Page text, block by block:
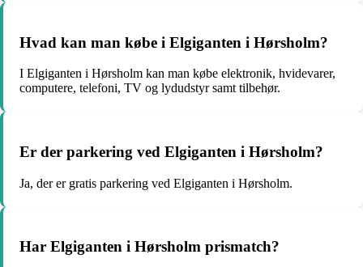
Hvad kan man købe i Elgiganten i Hørsholm?
I Elgiganten i Hørsholm kan man købe elektronik, hvidevarer,
computere, telefoni, TV og lydudstyr samt tilbehør.
Er der parkering ved Elgiganten i Hørsholm?
Ja, der er gratis parkering ved Elgiganten i Hørsholm.
Har Elgiganten i Hørsholm prismatch?